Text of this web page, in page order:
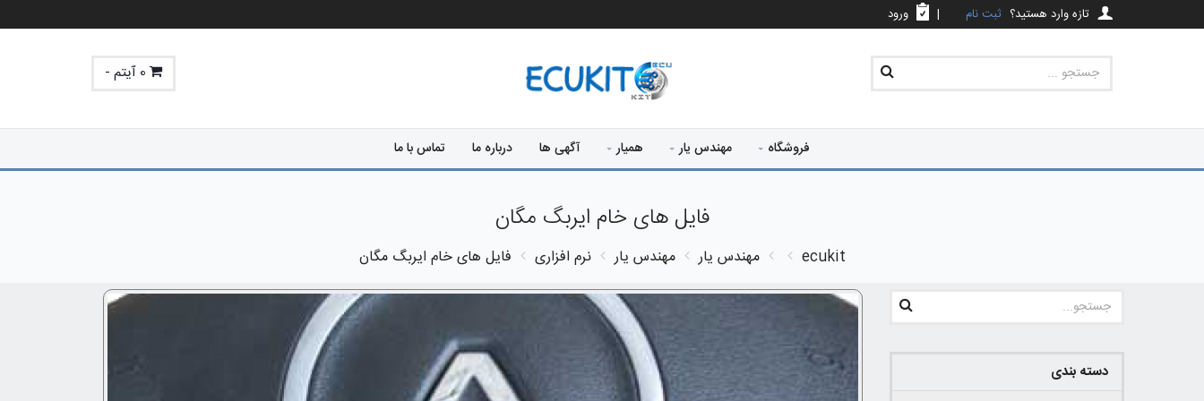
تازه وارد هستید؟ ثبت نام | ورود
0 آیتم -
فروشگاه مهندس یار همیار آگهی ها درباره ما تماس با ما
فایل های خام ایربگ مگان
ecukit مهندس یار مهندس یار نرم افزاری فایل های خام ایربگ مگان
دسته بندی